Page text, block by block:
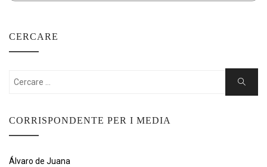
CERCARE
Cercare:
Ricerca
CORRISPONDENTE PER I MEDIA
Álvaro de Juana